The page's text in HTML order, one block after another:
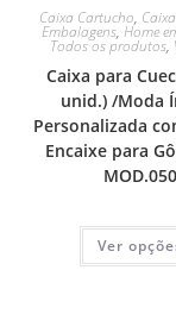
Caixa Cartucho,
Embalagens, Home
Todos os produtos,
Caixa para
unid.) /Moda
Personalizada
Encaixe para
MOD.050
Ver